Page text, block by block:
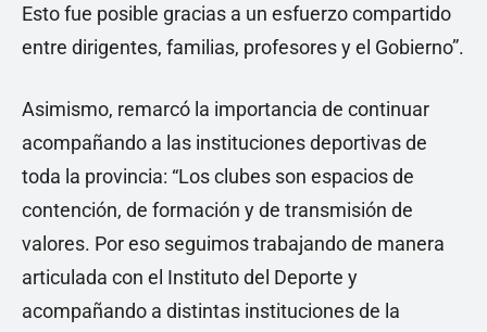
Esto fue posible gracias a un esfuerzo compartido
entre dirigentes, familias, profesores y el Gobierno”.
Asimismo, remarcó la importancia de continuar
acompañando a las instituciones deportivas de
toda la provincia: “Los clubes son espacios de
contención, de formación y de transmisión de
valores. Por eso seguimos trabajando de manera
articulada con el Instituto del Deporte y
acompañando a distintas instituciones de la